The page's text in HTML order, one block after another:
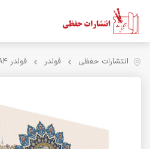
انتشارات حفظی فولدر فولدر A۴ یک پاکته